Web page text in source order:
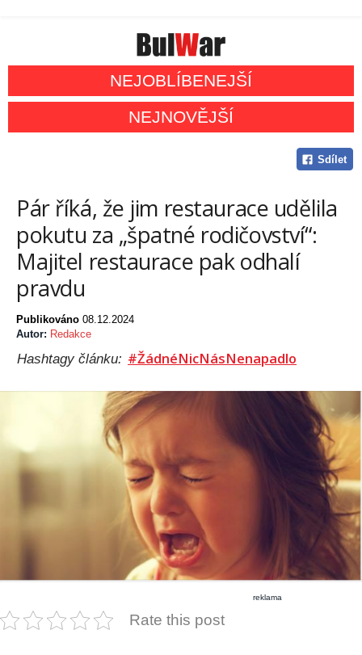
NEJOBLÍBENEJŠÍ
NEJNOVĚJŠÍ
Sdílet
Pár říká, že jim restaurace udělila
pokutu za „špatné rodičovství“:
Majitel restaurace pak odhalí
pravdu
Publikováno 08.12.2024
Autor: Redakce
Hashtagy článku: #ŽádnéNicNásNenapadlo
reklama
Rate this post